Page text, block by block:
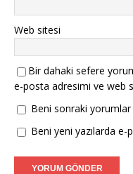
Web sitesi
Bir dahaki sefere
e-posta adresimi ve web
Beni sonraki
Beni yeni yazılarda e-